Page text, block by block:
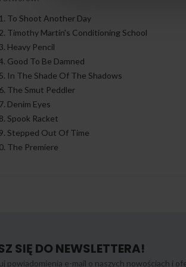
To Shoot Another Day
Timothy Martin's Conditioning School
Heavy Pencil
Good To Be Damned
In The Shade Of The Shadows
The Smut Peddler
Denim Eyes
Spook Racket
Stepped Out Of Time
The Premiere
SIĘ DO NEWSLETTERA!
powiadomienia e-mail o naszych nowościach i